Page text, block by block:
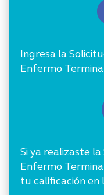
Ingresa la
Enfermo
Si ya realizaste
Enfermo
tu calificación en